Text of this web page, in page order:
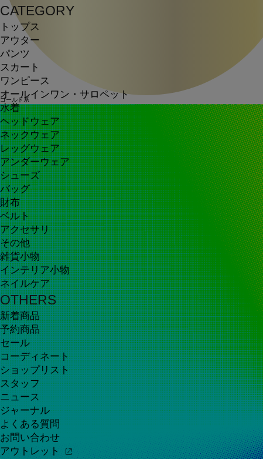
CATEGORY
トップス
アウター
パンツ
スカート
ワンピース
オールインワン・サロペット
水着
ヘッドウェア
ネックウェア
レッグウェア
アンダーウェア
シューズ
バッグ
財布
ベルト
アクセサリ
その他
雑貨小物
インテリア小物
ネイルケア
OTHERS
新着商品
予約商品
セール
コーディネート
ショップリスト
スタッフ
ニュース
ジャーナル
よくある質問
お問い合わせ
アウトレット
ゴールド系